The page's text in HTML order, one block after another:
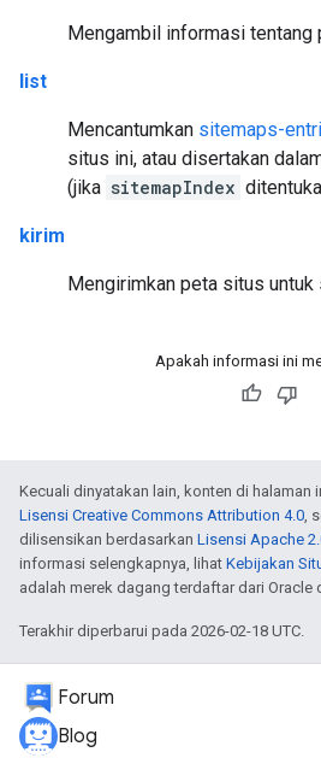
Mengambil informasi tentang
list
Mencantumkan sitemaps-
situs ini, atau disertakan
(jika sitemapIndex
kirim
Mengirimkan peta situs untuk
Apakah informasi ini
Kecuali dinyatakan lain, konten di halaman
Lisensi Creative Commons Attribution 4.0,
dilisensikan berdasarkan Lisensi Apache
informasi selengkapnya, lihat Kebijakan
adalah merek dagang terdaftar dari Oracle
Terakhir diperbarui pada 2026-02-18 UTC.
Forum
Blog